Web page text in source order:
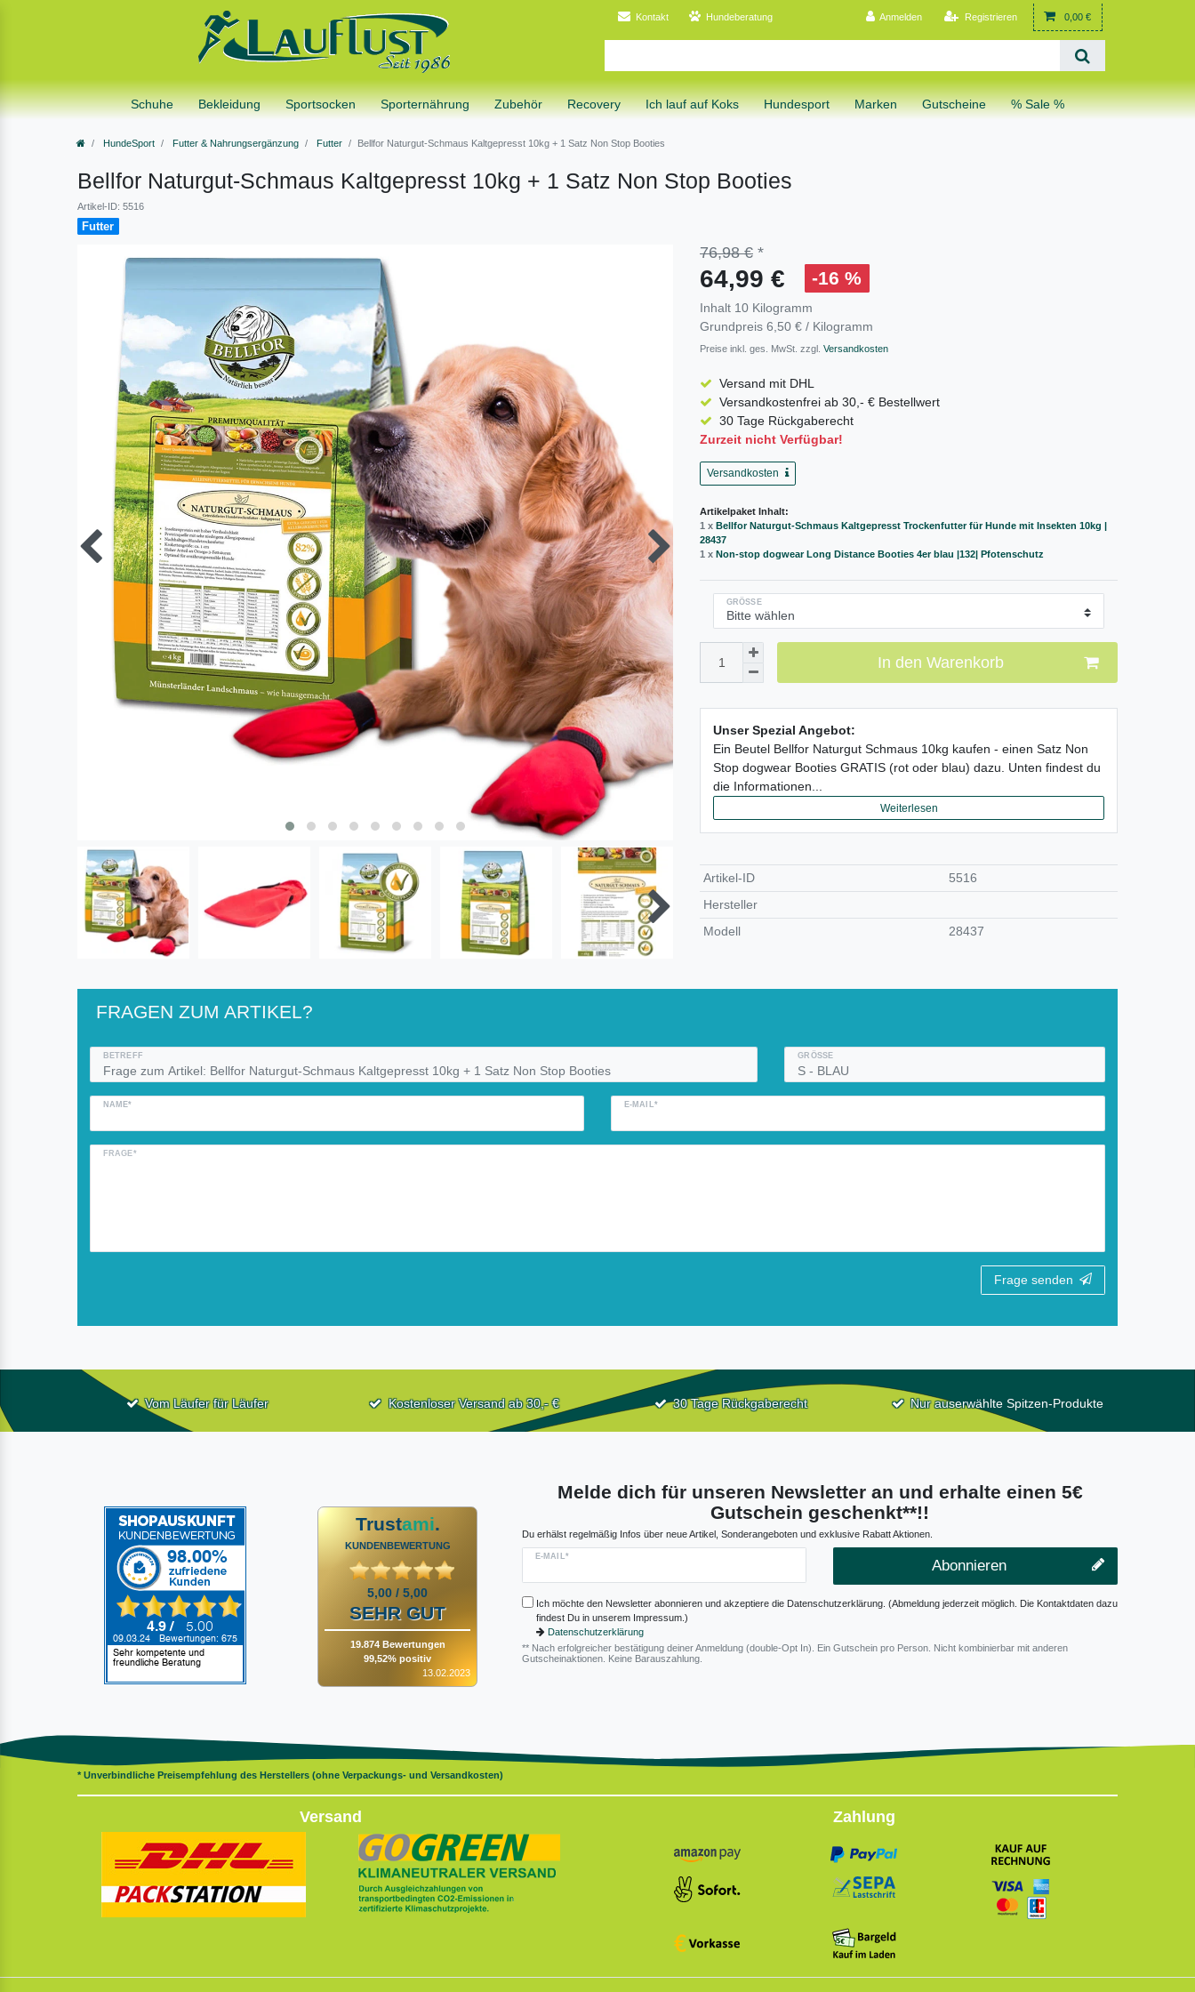
Kontakt Hundeberatung Anmelden Registrieren 0,00 €
Schuhe Bekleidung Sportsocken Sporternährung Zubehör Recovery Ich lauf auf Koks Hundesport Marken Gutscheine % Sale %
HundeSport Futter & Nahrungsergänzung Futter Bellfor Naturgut-Schmaus Kaltgepresst 10kg + 1 Satz Non Stop Booties
Bellfor Naturgut-Schmaus Kaltgepresst 10kg + 1 Satz Non Stop Booties
Artikel-ID: 5516
Futter
76,98 € *
64,99 € -16 %
Inhalt 10 Kilogramm
Grundpreis 6,50 € / Kilogramm
Preise inkl. ges. MwSt. zzgl. Versandkosten
Versand mit DHL
Versandkostenfrei ab 30,- € Bestellwert
30 Tage Rückgaberecht
Zurzeit nicht Verfügbar!
Versandkosten
Artikelpaket Inhalt:
1 x Bellfor Naturgut-Schmaus Kaltgepresst Trockenfutter für Hunde mit Insekten 10kg |
28437
1 x Non-stop dogwear Long Distance Booties 4er blau |132| Pfotenschutz
GRÖSSE
In den Warenkorb
Unser Spezial Angebot:
Ein Beutel Bellfor Naturgut Schmaus 10kg kaufen - einen Satz Non
Stop dogwear Booties GRATIS (rot oder blau) dazu. Unten findest du
die Informationen...
Weiterlesen
Artikel-ID
5516
Hersteller
Modell
28437
FRAGEN ZUM ARTIKEL?
BETREFF GRÖSSE
NAME* E-MAIL*
FRAGE*
Frage senden
Vom Läufer für Läufer Kostenloser Versand ab 30,- € 30 Tage Rückgaberecht Nur auserwählte Spitzen-Produkte
Trustami.
KUNDENBEWERTUNG
5,00 / 5,00
SEHR GUT
19.874 Bewertungen
99,52% positiv
13.02.2023
Melde dich für unseren Newsletter an und erhalte einen 5€
Gutschein geschenkt**!!
Du erhälst regelmäßig Infos über neue Artikel, Sonderangeboten und exklusive Rabatt Aktionen.
E-MAIL*
Abonnieren
Ich möchte den Newsletter abonnieren und akzeptiere die Datenschutzerklärung. (Abmeldung jederzeit möglich. Die Kontaktdaten dazu
findest Du in unserem Impressum.)
Datenschutzerklärung
** Nach erfolgreicher bestätigung deiner Anmeldung (double-Opt In). Ein Gutschein pro Person. Nicht kombinierbar mit anderen
Gutscheinaktionen. Keine Barauszahlung.
* Unverbindliche Preisempfehlung des Herstellers (ohne Verpackungs- und Versandkosten)
Versand Zahlung